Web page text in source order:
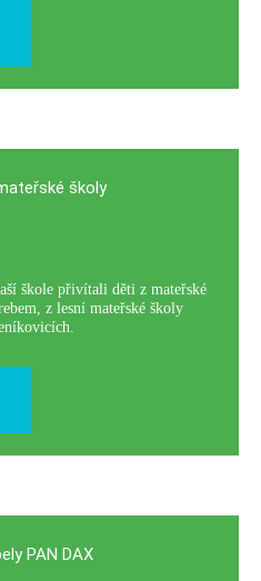
školy
škole přivítali děti z mateřské
z lesní mateřské školy
PAN DAX